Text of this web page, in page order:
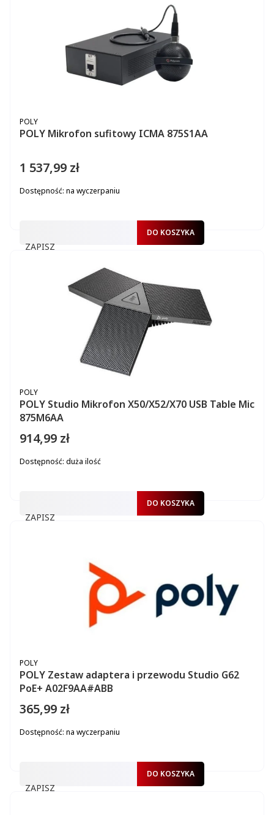
POLY Mikrofon sufitowy ICMA 875S1AA
PRODUCENT
POLY
Cena
1 537,99 zł
Dostępność: na wyczerpaniu
ZAPISZ
DO KOSZYKA
POLY Studio Mikrofon X50/X52/X70 USB Table Mic
875M6AA
PRODUCENT
POLY
Cena
914,99 zł
Dostępność: duża ilość
ZAPISZ
DO KOSZYKA
POLY Zestaw adaptera i przewodu Studio G62
PoE+ A02F9AA#ABB
PRODUCENT
POLY
Cena
365,99 zł
Dostępność: na wyczerpaniu
ZAPISZ
DO KOSZYKA